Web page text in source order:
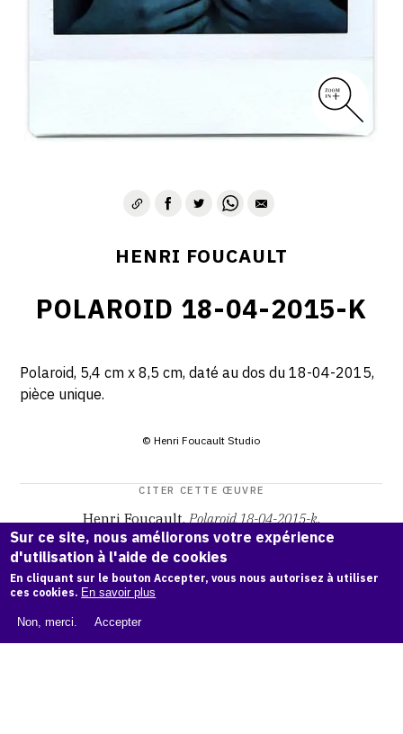
HENRI FOUCAULT
POLAROID 18-04-2015-K
Polaroid, 5,4 cm x 8,5 cm, daté au dos du 18-04-2015,
pièce unique.
© Henri Foucault Studio
CITER CETTE ŒUVRE
Henri Foucault, Polaroid 18-04-2015-k.
Catalogue raisonné Henri Foucault, OAM.ark:38997/o17m
sd
COPIER LA CITATION
Sur ce site, nous améliorons votre expérience
d'utilisation à l'aide de cookies
En cliquant sur le bouton Accepter, vous nous autorisez à utiliser
ces cookies. En savoir plus
Non, merci. Accepter